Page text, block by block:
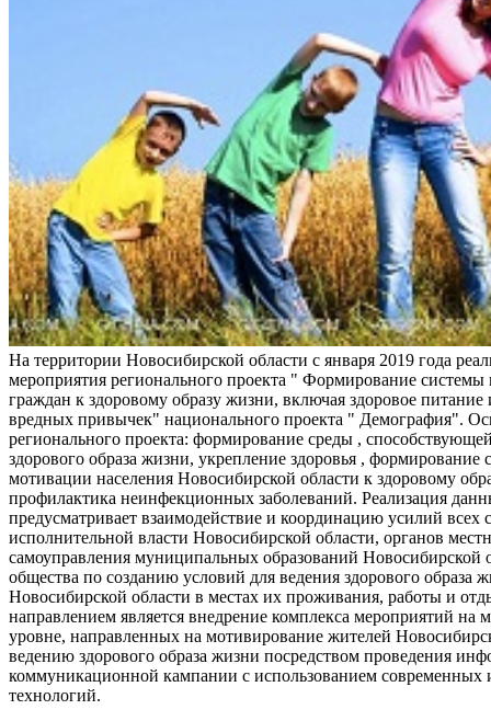
На территории Новосибирской области с января 2019 года
мероприятия регионального проекта " Формирование
граждан к здоровому образу жизни, включая здоровое питание
вредных привычек" национального проекта " Демография".
регионального проекта: формирование среды ,
здорового образа жизни, укрепление здоровья , формирование
мотивации населения Новосибирской области к здоровому
профилактика неинфекционных заболеваний. Реализация
предусматривает взаимодействие и координацию усилий всех
исполнительной власти Новосибирской области, органов
самоуправления муниципальных образований Новосибирской
общества по созданию условий для ведения здорового образа
Новосибирской области в местах их проживания, работы и
направлением является внедрение комплекса мероприятий на
уровне, направленных на мотивирование жителей
ведению здорового образа жизни посредством проведения
коммуникационной кампании с использованием
технологий.